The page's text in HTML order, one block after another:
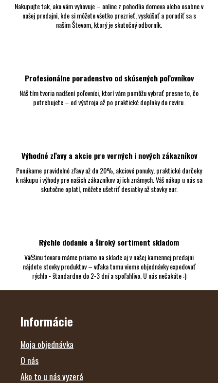
e
p
r
p
i
s
Nakupujte tak, ako vám vyhovuje – online z pohodlia domova alebo osobne v
našej predajni, kde si môžete všetko prezrieť, vyskúšať a poradiť sa s
našim Števom, ktorý je skutočný odborník.
Profesionálne poradenstvo od skúsených poľovníkov
Náš tím tvoria nadšení poľovníci, ktorí vám pomôžu vybrať presne to, čo
potrebujete – od výstroja až po praktické doplnky do revíru.
Výhodné zľavy a akcie pre verných i nových zákazníkov
Ponúkame pravidelné zľavy až do 20%, akciové ponuky, praktické darčeky
k nákupu i výhody pre našich zákazníkov aj ich známych. Váš nákup u nás sa
skutočne oplatí, môžete ušetriť desiatky až stovky eur.
Rýchle dodanie a široký sortiment skladom
Väčšinu tovaru máme priamo na sklade aj v našej kamennej predajni
nájdete stovky produktov – vďaka tomu vieme objednávky expedovať
rýchlo - štandardne do 2-3 dní a spoľahlivo. U nás nečakáte :)
Z
Informácie
Moja objednávka
O nás
Ako to u nás vyzerá